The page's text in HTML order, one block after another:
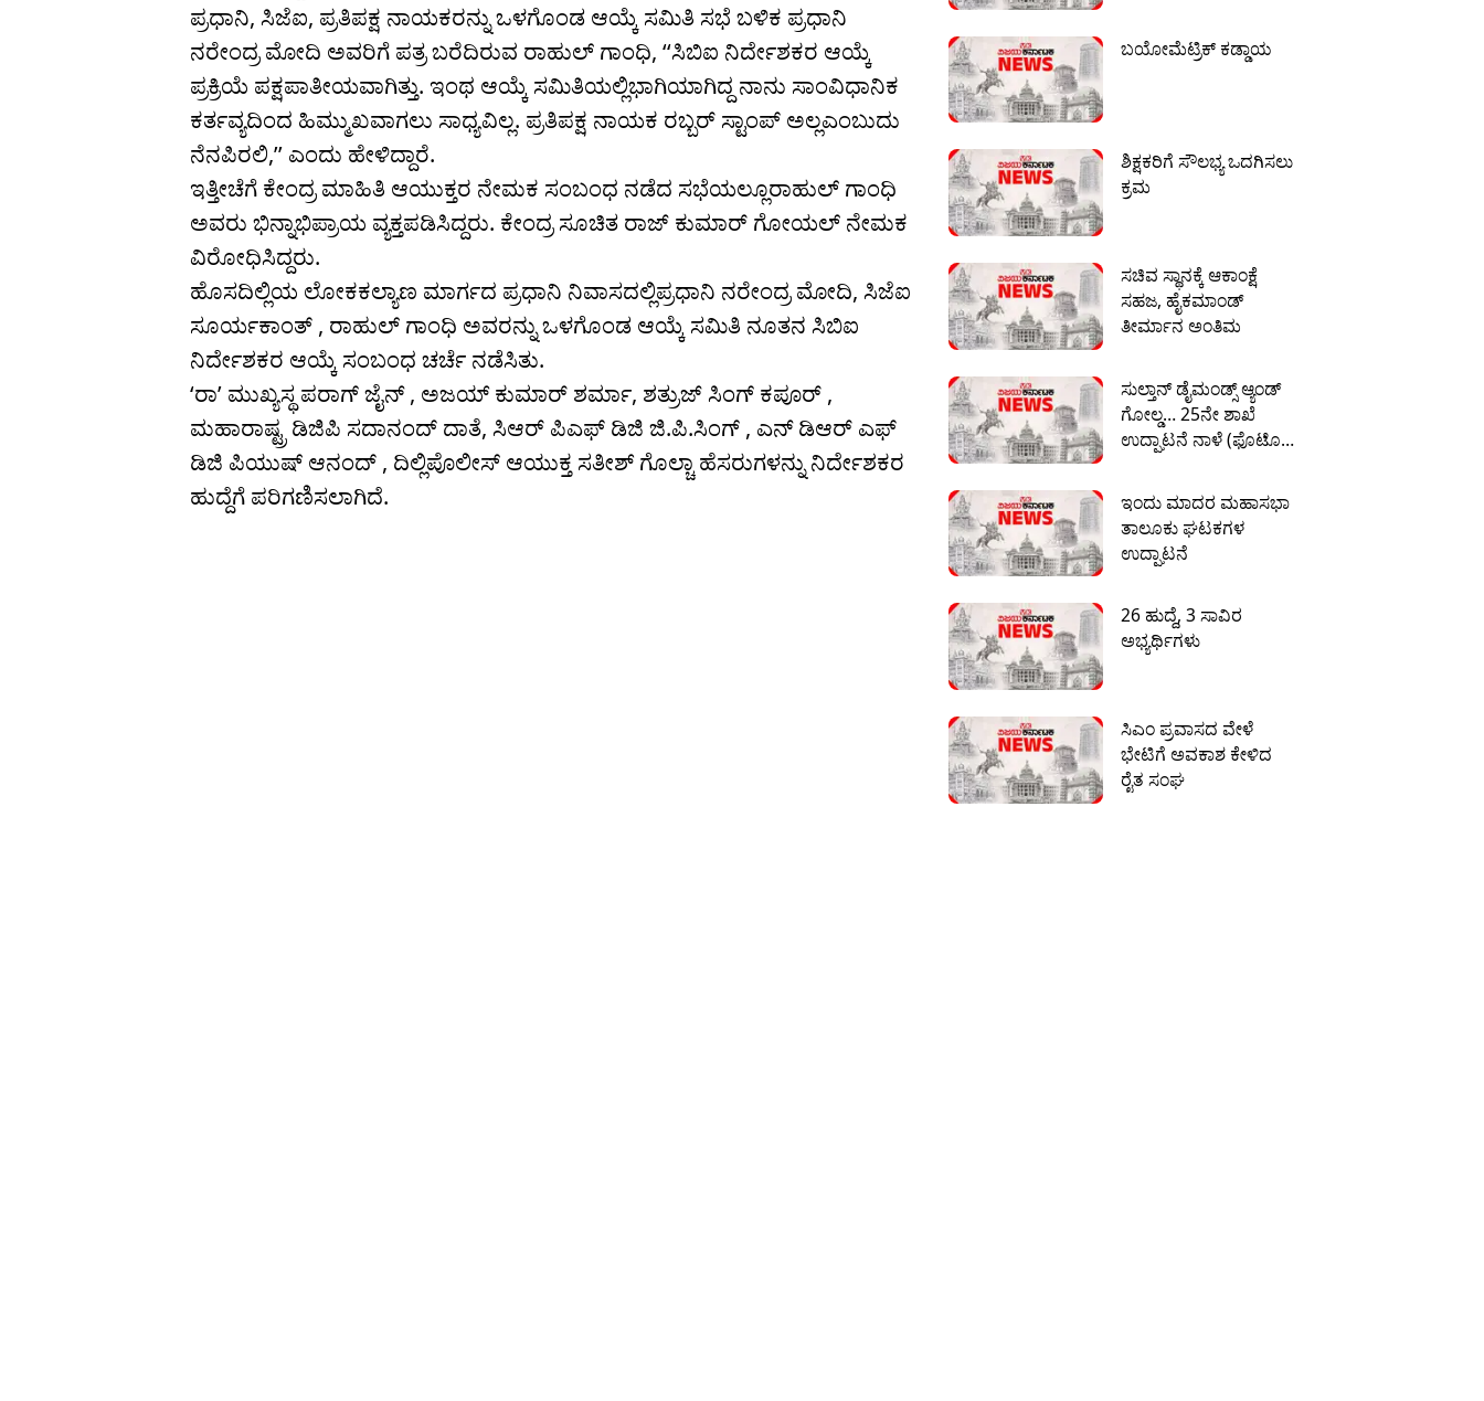
ಪ್ರಧಾನಿ, ಸಿಜೆಐ, ಪ್ರತಿಪಕ್ಷ ನಾಯಕರನ್ನು ಒಳಗೊಂಡ ಆಯ್ಕೆ ಸಮಿತಿ ಸಭೆ ಬಳಿಕ ಪ್ರಧಾನಿ
ನರೇಂದ್ರ ಮೋದಿ ಅವರಿಗೆ ಪತ್ರ ಬರೆದಿರುವ ರಾಹುಲ್ ಗಾಂಧಿ, ‘‘ಸಿಬಿಐ ನಿರ್ದೇಶಕರ ಆಯ್ಕೆ
ಪ್ರಕ್ರಿಯೆ ಪಕ್ಷಪಾತೀಯವಾಗಿತ್ತು. ಇಂಥ ಆಯ್ಕೆ ಸಮಿತಿಯಲ್ಲಿಭಾಗಿಯಾಗಿದ್ದ ನಾನು ಸಾಂವಿಧಾನಿಕ
ಕರ್ತವ್ಯದಿಂದ ಹಿಮ್ಮುಖವಾಗಲು ಸಾಧ್ಯವಿಲ್ಲ. ಪ್ರತಿಪಕ್ಷ ನಾಯಕ ರಬ್ಬರ್ ಸ್ಟಾಂಪ್ ಅಲ್ಲಎಂಬುದು
ನೆನಪಿರಲಿ,’’ ಎಂದು ಹೇಳಿದ್ದಾರೆ.
ಇತ್ತೀಚೆಗೆ ಕೇಂದ್ರ ಮಾಹಿತಿ ಆಯುಕ್ತರ ನೇಮಕ ಸಂಬಂಧ ನಡೆದ ಸಭೆಯಲ್ಲೂರಾಹುಲ್ ಗಾಂಧಿ
ಅವರು ಭಿನ್ನಾಭಿಪ್ರಾಯ ವ್ಯಕ್ತಪಡಿಸಿದ್ದರು. ಕೇಂದ್ರ ಸೂಚಿತ ರಾಜ್ ಕುಮಾರ್ ಗೋಯಲ್ ನೇಮಕ
ವಿರೋಧಿಸಿದ್ದರು.
ಹೊಸದಿಲ್ಲಿಯ ಲೋಕಕಲ್ಯಾಣ ಮಾರ್ಗದ ಪ್ರಧಾನಿ ನಿವಾಸದಲ್ಲಿಪ್ರಧಾನಿ ನರೇಂದ್ರ ಮೋದಿ, ಸಿಜೆಐ
ಸೂರ್ಯಕಾಂತ್ , ರಾಹುಲ್ ಗಾಂಧಿ ಅವರನ್ನು ಒಳಗೊಂಡ ಆಯ್ಕೆ ಸಮಿತಿ ನೂತನ ಸಿಬಿಐ
ನಿರ್ದೇಶಕರ ಆಯ್ಕೆ ಸಂಬಂಧ ಚರ್ಚೆ ನಡೆಸಿತು.
‘ರಾ’ ಮುಖ್ಯಸ್ಥ ಪರಾಗ್ ಜೈನ್ , ಅಜಯ್ ಕುಮಾರ್ ಶರ್ಮಾ, ಶತ್ರುಜ್ ಸಿಂಗ್ ಕಪೂರ್ ,
ಮಹಾರಾಷ್ಟ್ರ ಡಿಜಿಪಿ ಸದಾನಂದ್ ದಾತೆ, ಸಿಆರ್ ಪಿಎಫ್ ಡಿಜಿ ಜಿ.ಪಿ.ಸಿಂಗ್ , ಎನ್ ಡಿಆರ್ ಎಫ್
ಡಿಜಿ ಪಿಯುಷ್ ಆನಂದ್ , ದಿಲ್ಲಿಪೊಲೀಸ್ ಆಯುಕ್ತ ಸತೀಶ್ ಗೊಲ್ಚಾ ಹೆಸರುಗಳನ್ನು ನಿರ್ದೇಶಕರ
ಹುದ್ದೆಗೆ ಪರಿಗಣಿಸಲಾಗಿದೆ.
ಬಯೋಮೆಟ್ರಿಕ್ ಕಡ್ಡಾಯ
ಶಿಕ್ಷಕರಿಗೆ ಸೌಲಭ್ಯ ಒದಗಿಸಲು
ಕ್ರಮ
ಸಚಿವ ಸ್ಥಾನಕ್ಕೆ ಆಕಾಂಕ್ಷೆ
ಸಹಜ, ಹೈಕಮಾಂಡ್
ತೀರ್ಮಾನ ಅಂತಿಮ
ಸುಲ್ತಾನ್ ಡೈಮಂಡ್ಸ್ ಆ್ಯಂಡ್
ಗೋಲ್ಡ… 25ನೇ ಶಾಖೆ
ಉದ್ಘಾಟನೆ ನಾಳೆ (ಫೊಟೊ :
ಇಂದು ಮಾದರ ಮಹಾಸಭಾ
ತಾಲೂಕು ಘಟಕಗಳ
ಉದ್ಘಾಟನೆ
26 ಹುದ್ದೆ, 3 ಸಾವಿರ
ಅಭ್ಯರ್ಥಿಗಳು
ಸಿಎಂ ಪ್ರವಾಸದ ವೇಳೆ
ಭೇಟಿಗೆ ಅವಕಾಶ ಕೇಳಿದ
ರೈತ ಸಂಘ